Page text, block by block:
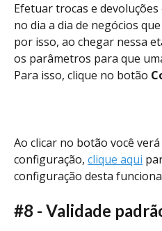
Efetuar trocas e
no dia a dia de negócios
por isso, ao chegar nessa
os parâmetros para que
Para isso, clique no botão
Ao clicar no botão você
configuração, clique aqui
configuração desta
#8 - Validade